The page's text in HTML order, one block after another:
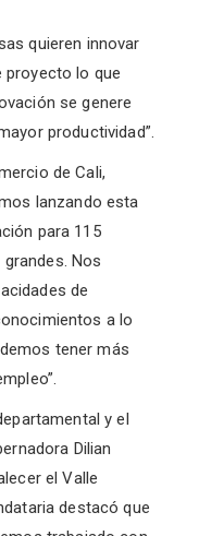
quieren innovar
lo que
se genere
productividad”.
de Cali,
lanzando esta
para 115
Nos
de
a lo
tener más
y el
Dilian
el Valle
destacó que